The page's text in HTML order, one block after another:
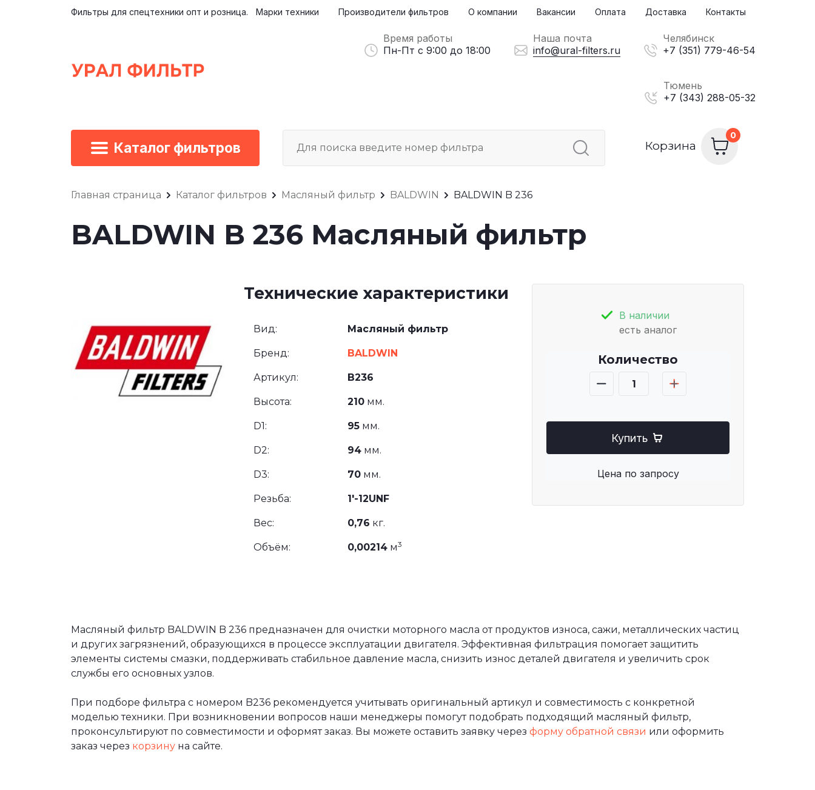
Каталог фильтров Корзина
Фильтры для спецтехники опт и розница. Марки техники Производители фильтров О компании Вакансии Оплата Доставка Контакты
Время работы
Пн-Пт с 9:00 до 18:00
Наша почта
info@ural-filters.ru
Челябинск
+7 (351) 779-46-54
Тюмень
+7 (343) 288-05-32
Главная страница Каталог фильтров Масляный фильтр BALDWIN BALDWIN B 236
BALDWIN B 236 Масляный фильтр
В наличии
есть аналог
Количество
Купить
Цена по запросу
Технические характеристики
Вид: Масляный фильтр
Бренд: BALDWIN
Артикул: B236
Высота: 210 мм.
D1: 95 мм.
D2: 94 мм.
D3: 70 мм.
Резьба: 1'-12UNF
Вес: 0,76 кг.
Объём: 0,00214 м3
Масляный фильтр BALDWIN B 236 предназначен для очистки моторного масла от продуктов износа, сажи, металлических частиц
и других загрязнений, образующихся в процессе эксплуатации двигателя. Эффективная фильтрация помогает защитить
элементы системы смазки, поддерживать стабильное давление масла, снизить износ деталей двигателя и увеличить срок
службы его основных узлов.
При подборе фильтра с номером B236 рекомендуется учитывать оригинальный артикул и совместимость с конкретной
моделью техники. При возникновении вопросов наши менеджеры помогут подобрать подходящий масляный фильтр,
проконсультируют по совместимости и оформят заказ. Вы можете оставить заявку через форму обратной связи или оформить
заказ через корзину на сайте.